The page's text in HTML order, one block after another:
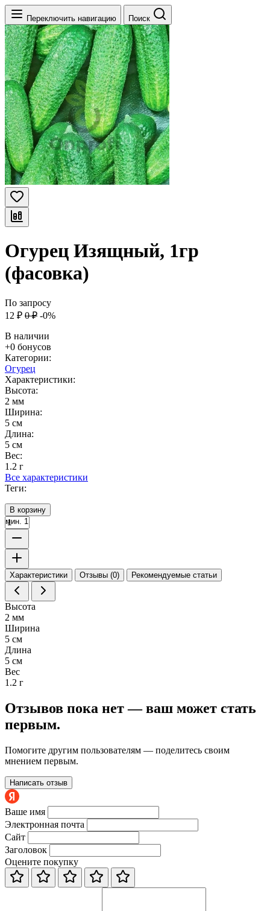
Переключить навигацию Поиск
Огурец Изящный, 1гр
(фасовка)
По запросу
12 ₽ 0 ₽ -0%
В наличии
+0 бонусов
Категории:
Огурец
Характеристики:
Высота:
2 мм
Ширина:
5 см
Длина:
5 см
Вес:
1.2 г
Все характеристики
Теги:
В корзину
мин. 1
Характеристики Отзывы (0) Рекомендуемые статьи
Высота
2 мм
Ширина
5 см
Длина
5 см
Вес
1.2 г
Отзывов пока нет — ваш может стать
первым.
Помогите другим пользователям — поделитесь своим
мнением первым.
Написать отзыв
Ваше имя
Электронная почта
Сайт
Заголовок
Оцените покупку